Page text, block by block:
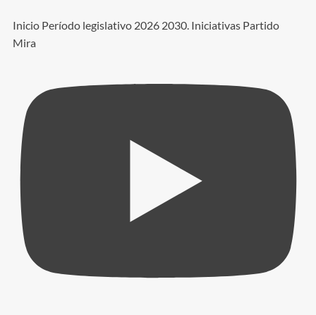
Inicio Período legislativo 2026 2030. Iniciativas Partido
Mira